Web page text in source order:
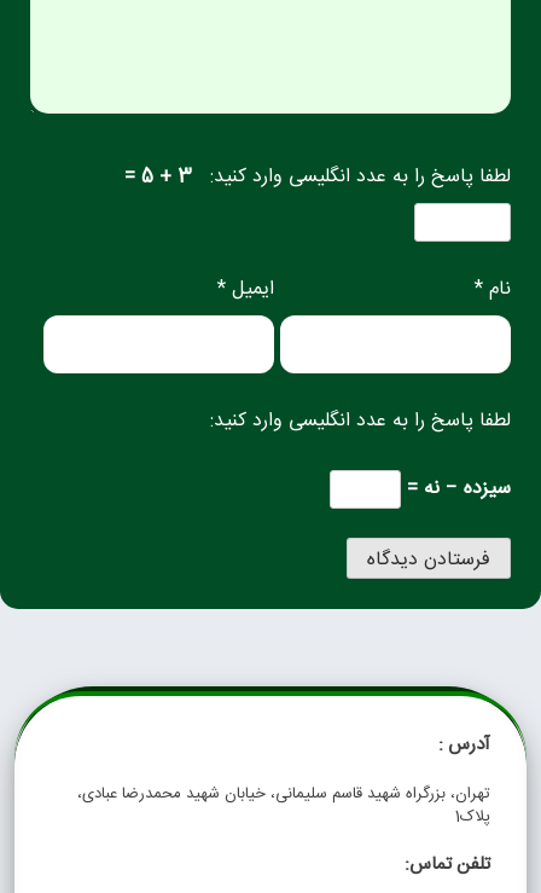
لطفا پاسخ را به عدد انگلیسی وارد کنید: 3 + 5 =
نام * ایمیل *
لطفا پاسخ را به عدد انگلیسی وارد کنید:
سیزده − نه =
آدرس :
تهران، بزرگراه شهید قاسم سلیمانی، خیابان شهید محمدرضا عبادی،
پلاک1
تلفن تماس: